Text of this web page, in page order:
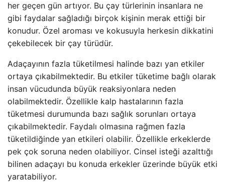
her geçen gün artıyor. Bu çay türlerinin insanlara ne
gibi faydalar sağladığı birçok kişinin merak ettiği bir
konudur. Özel aroması ve kokusuyla herkesin dikkatini
çekebilecek bir çay türüdür.
Adaçayının fazla tüketilmesi halinde bazı yan etkiler
ortaya çıkabilmektedir. Bu etkiler tüketime bağlı olarak
insan vücudunda büyük reaksiyonlara neden
olabilmektedir. Özellikle kalp hastalarının fazla
tüketmesi durumunda bazı sağlık sorunları ortaya
çıkabilmektedir. Faydalı olmasına rağmen fazla
tüketildiğinde yan etkileri olabilir. Özellikle erkeklerde
pek çok soruna neden olabiliyor. Cinsel isteği azalttığı
bilinen adaçayı bu konuda erkekler üzerinde büyük etki
yaratabiliyor.